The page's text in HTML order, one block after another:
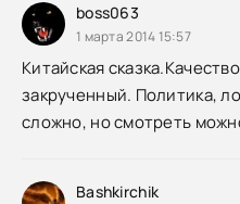
boss063
1 марта 2014 15:57
Китайская
закрученный. Политика,
сложно, но смотреть
Bashkirchik